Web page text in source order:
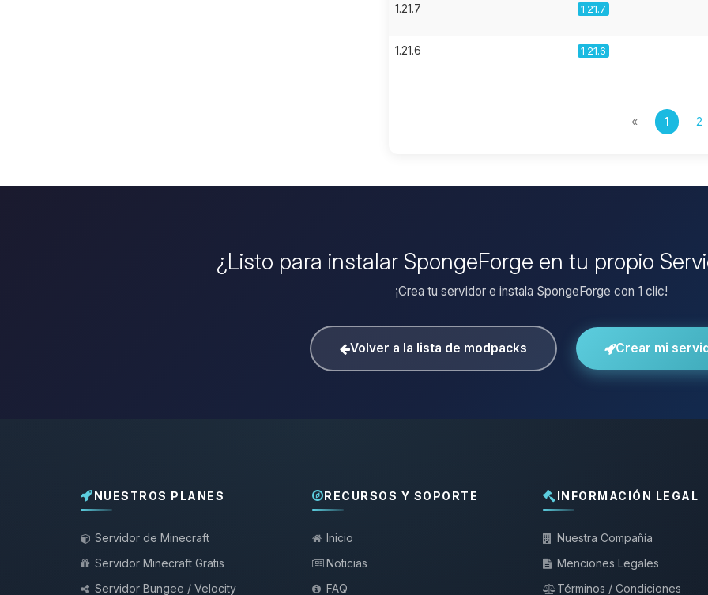
1.21.7 1.21.7
1.21.6 1.21.6
« 1 2
¿Listo para instalar SpongeForge en tu propio
¡Crea tu servidor e instala SpongeForge con 1 clic!
Volver a la lista de modpacks Crear mi
NUESTROS PLANES
Servidor de Minecraft
Servidor Minecraft Gratis
Servidor Bungee / Velocity
RECURSOS Y SOPORTE
Inicio
Noticias
FAQ
INFORMACIÓN LEGAL
Nuestra Compañía
Menciones Legales
Términos / Condiciones